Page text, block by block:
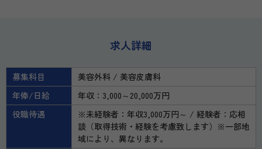
求人詳細
募集科目 美容外科
美容皮膚科
年俸/日給
年収：3,000～20,000万円
役職待遇
※未経験者：年収3,000万円～ / 経験者：応相
談（取得技術・経験を考慮致します）※一部地
域により、異なります。